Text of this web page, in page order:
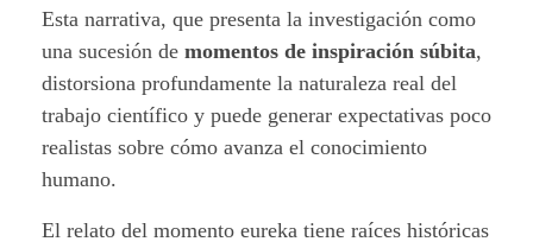
e
n
c
i
a
Esta narrativa, que presenta la investigación como
una sucesión de momentos de inspiración súbita,
distorsiona profundamente la naturaleza real del
trabajo científico y puede generar expectativas poco
realistas sobre cómo avanza el conocimiento
humano.
El relato del momento eureka tiene raíces históricas